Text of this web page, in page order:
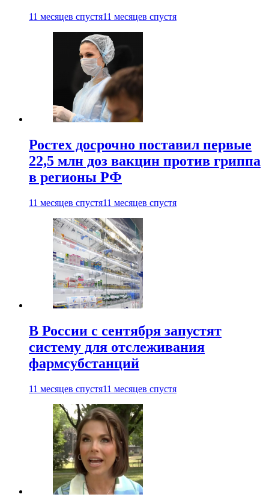
11 месяцев спустя11 месяцев спустя
Ростех досрочно поставил первые
22,5 млн доз вакцин против гриппа
в регионы РФ
11 месяцев спустя11 месяцев спустя
В России с сентября запустят
систему для отслеживания
фармсубстанций
11 месяцев спустя11 месяцев спустя